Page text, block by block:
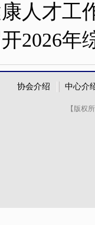
人才工
2026年
协会介绍 中心介
【版权